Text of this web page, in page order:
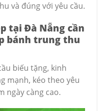
và đúng với yêu cầu.
tại Đà Nẵng cần
bánh trung thu
biếu tặng, kinh
mạnh, kéo theo yêu
ngày càng cao.